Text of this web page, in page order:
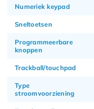
Numeriek keypad
Sneltoetsen
Programmeerbare
knoppen
Trackball/touchpad
Type
stroomvoorziening